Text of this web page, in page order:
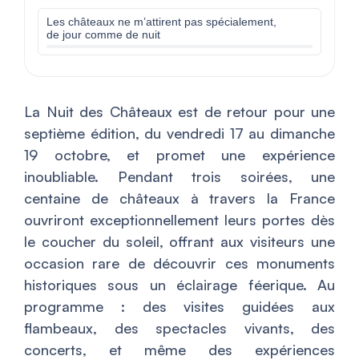
Les châteaux ne m’attirent pas spécialement,
de jour comme de nuit
La Nuit des Châteaux est de retour pour une
septième édition, du vendredi 17 au dimanche
19 octobre, et promet une expérience
inoubliable. Pendant trois soirées, une
centaine de châteaux à travers la France
ouvriront exceptionnellement leurs portes dès
le coucher du soleil, offrant aux visiteurs une
occasion rare de découvrir ces monuments
historiques sous un éclairage féerique. Au
programme : des visites guidées aux
flambeaux, des spectacles vivants, des
concerts, et même des expériences